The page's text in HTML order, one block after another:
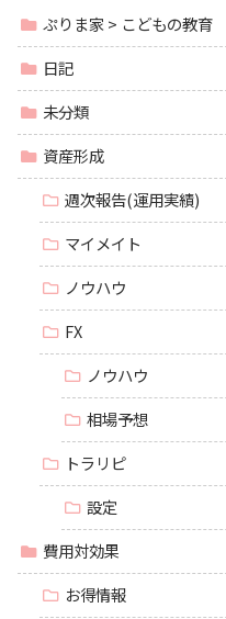
ぷりま家 > こどもの教育
日記
未分類
資産形成
週次報告(運用実績)
マイメイト
ノウハウ
FX
ノウハウ
相場予想
トラリピ
設定
費用対効果
お得情報